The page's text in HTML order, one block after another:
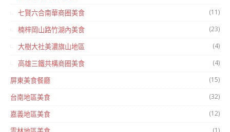
七賢六合南華商圈美食 (11)
楠梓岡山路竹湖內美食 (23)
大樹大社美濃旗山地區 (4)
高雄三鐵共構商圈美食 (4)
屏東美食餐廳 (15)
台南地區美食 (32)
嘉義地區美食 (12)